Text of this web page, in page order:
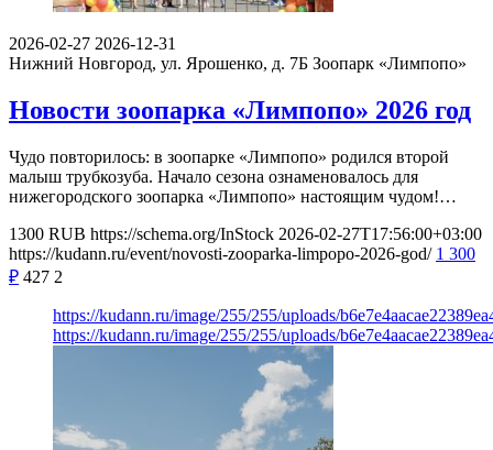
2026-02-27 2026-12-31
Нижний Новгород, ул. Ярошенко, д. 7Б Зоопарк «Лимпопо»
Новости зоопарка «Лимпопо» 2026 год
Чудо повторилось: в зоопарке «Лимпопо» родился второй
малыш трубкозуба. Начало сезона ознаменовалось для
нижегородского зоопарка «Лимпопо» настоящим чудом!…
1300 RUB https://schema.org/InStock 2026-02-27T17:56:00+03:00
https://kudann.ru/event/novosti-zooparka-limpopo-2026-god/ 1 300
₽ 427 2
https://kudann.ru/image/255/255/uploads/
https://kudann.ru/image/255/255/uploads/